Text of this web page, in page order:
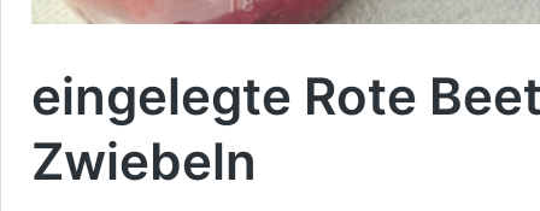
eingelegte Rote
Zwiebeln